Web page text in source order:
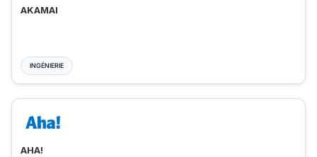
AKAMAI
INGÉNIERIE
AHA!